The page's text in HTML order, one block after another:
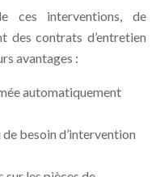
ces interventions, de
des contrats d’entretien
avantages :
automatiquement
besoin d’intervention